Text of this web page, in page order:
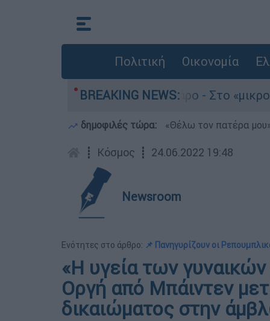
Πολιτική Οικονομία
BREAKING NEWS:
4χρονου στην Πάρο - Στο «μικροσκόπιο» ο
δημοφιλές τώρα: «Θέλω τον πατέρα
┋ Κόσμος ┋ 24.06.2022 19:48
Newsroom
Ενότητες στο άρθρο: 📌 Πανηγυρίζουν οι
«Η υγεία των γυναικών
Οργή από Μπάιντεν
δικαιώματος στην